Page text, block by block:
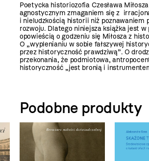
Poetycka historiozofia Czesława
agnostycznym zmaganiem się z
i nieludzkością historii niż poznawaniem
rozwoju. Dlatego niniejsza książka jest w
opowieścią o godzeniu się Miłosza z
O „wyplenianiu w sobie fałszywej
przez historyczność prawdziwą”. O
przekonania, że podmiotowa,
historyczność „jest bronią i
Podobne produkty